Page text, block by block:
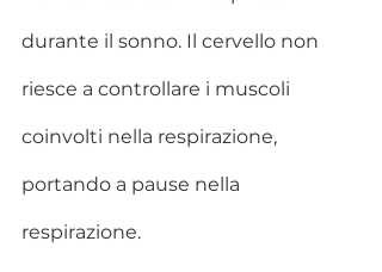
durante il sonno. Il cervello non
riesce a controllare i muscoli
coinvolti nella respirazione,
portando a pause nella
respirazione.